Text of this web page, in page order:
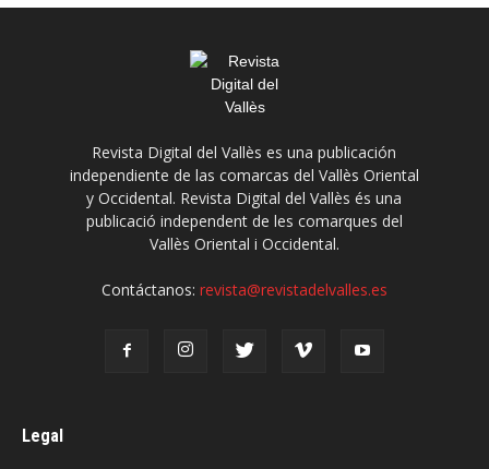
Revista Digital del Vallès es una publicación
independiente de las comarcas del Vallès Oriental
y Occidental. Revista Digital del Vallès és una
publicació independent de les comarques del
Vallès Oriental i Occidental.
Contáctanos: revista@revistadelvalles.es
Legal